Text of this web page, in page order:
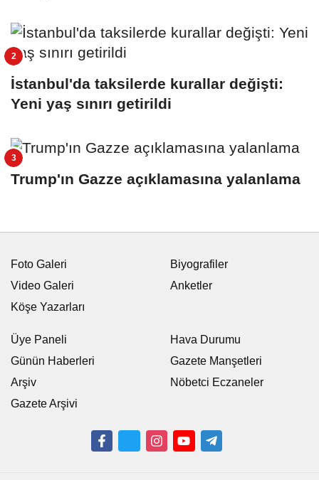
İstanbul'da taksilerde kurallar değişti:
Yeni yaş sınırı getirildi
Trump'ın Gazze açıklamasına yalanlama
Foto Galeri
Video Galeri
Köşe Yazarları
Biyografiler
Anketler
Üye Paneli
Günün Haberleri
Arşiv
Gazete Arşivi
Hava Durumu
Gazete Manşetleri
Nöbetci Eczaneler